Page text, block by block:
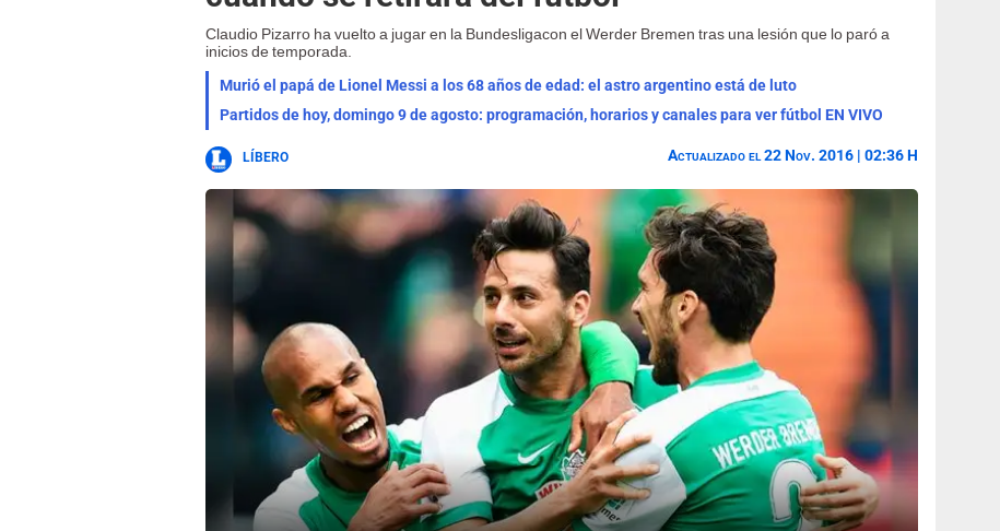
Claudio Pizarro ha vuelto a jugar en la Bundesligacon el Werder Bremen tras una lesión que lo paró a
inicios de temporada.
Murió el papá de Lionel Messi a los 68 años de edad: el astro argentino está de luto
Partidos de hoy, domingo 9 de agosto: programación, horarios y canales para ver fútbol EN VIVO
LÍBERO Actualizado el 22 Nov. 2016 | 02:36 H